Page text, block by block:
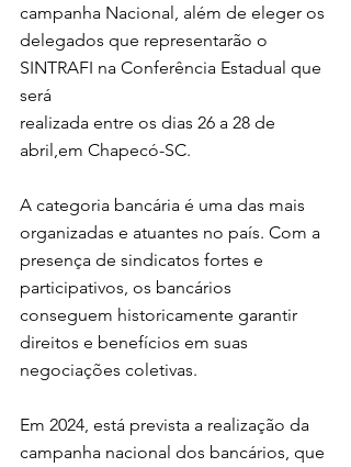
campanha Nacional, além de eleger os
delegados que representarão o
SINTRAFI na Conferência Estadual que
será
realizada entre os dias 26 a 28 de
abril,em Chapecó-SC.
A categoria bancária é uma das mais
organizadas e atuantes no país. Com a
presença de sindicatos fortes e
participativos, os bancários
conseguem historicamente garantir
direitos e benefícios em suas
negociações coletivas.
Em 2024, está prevista a realização da
campanha nacional dos bancários, que